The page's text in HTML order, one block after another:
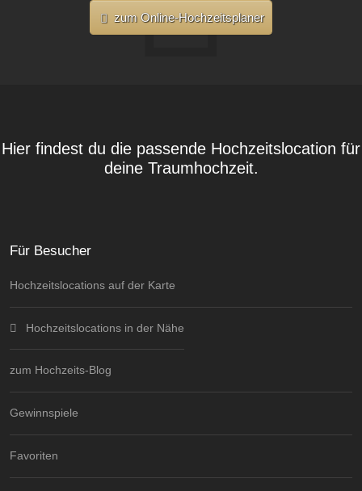
zum Online-Hochzeitsplaner
Hier findest du die passende Hochzeitslocation für
deine Traumhochzeit.
Für Besucher
Hochzeitslocations auf der Karte
Hochzeitslocations in der Nähe
zum Hochzeits-Blog
Gewinnspiele
Favoriten